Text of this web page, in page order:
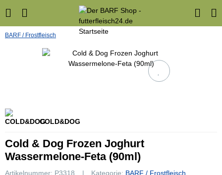
BARF / Frostfleisch
COLD&DOG
Cold & Dog Frozen Joghurt
Wassermelone-Feta (90ml)
Artikelnummer: P3318 Kategorie: BARF / Frostfleisch